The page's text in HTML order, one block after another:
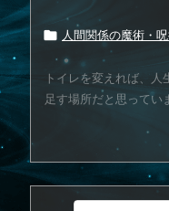
 人間関係の魔術・
トイレを変えれば、
足す場所だと思ってい